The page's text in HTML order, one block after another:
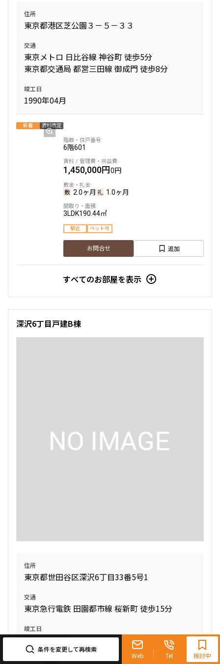
条件を変更して再検索
Web Tel
9:30~18:00（水曜定休）
検討中
住所
東京都港区芝公園３－５－３３
交通
東京メトロ 日比谷線 神谷町 徒歩5分
東京都交通局 都営三田線 御成門 徒歩8分
竣工日
1990年04月
新着 賃料改定
6階601
1,450,000円0円
2.0ヶ月 1.0ヶ月
3LDK190.44㎡
駅近 ペット可
お問合せ 追加
すべてのお部屋を表示
深沢6丁目戸建B棟
住所
東京都世田谷区深沢6丁目33番5号1
交通
東京急行電鉄 田園都市線 桜新町 徒歩15分
竣工日
2023年11月